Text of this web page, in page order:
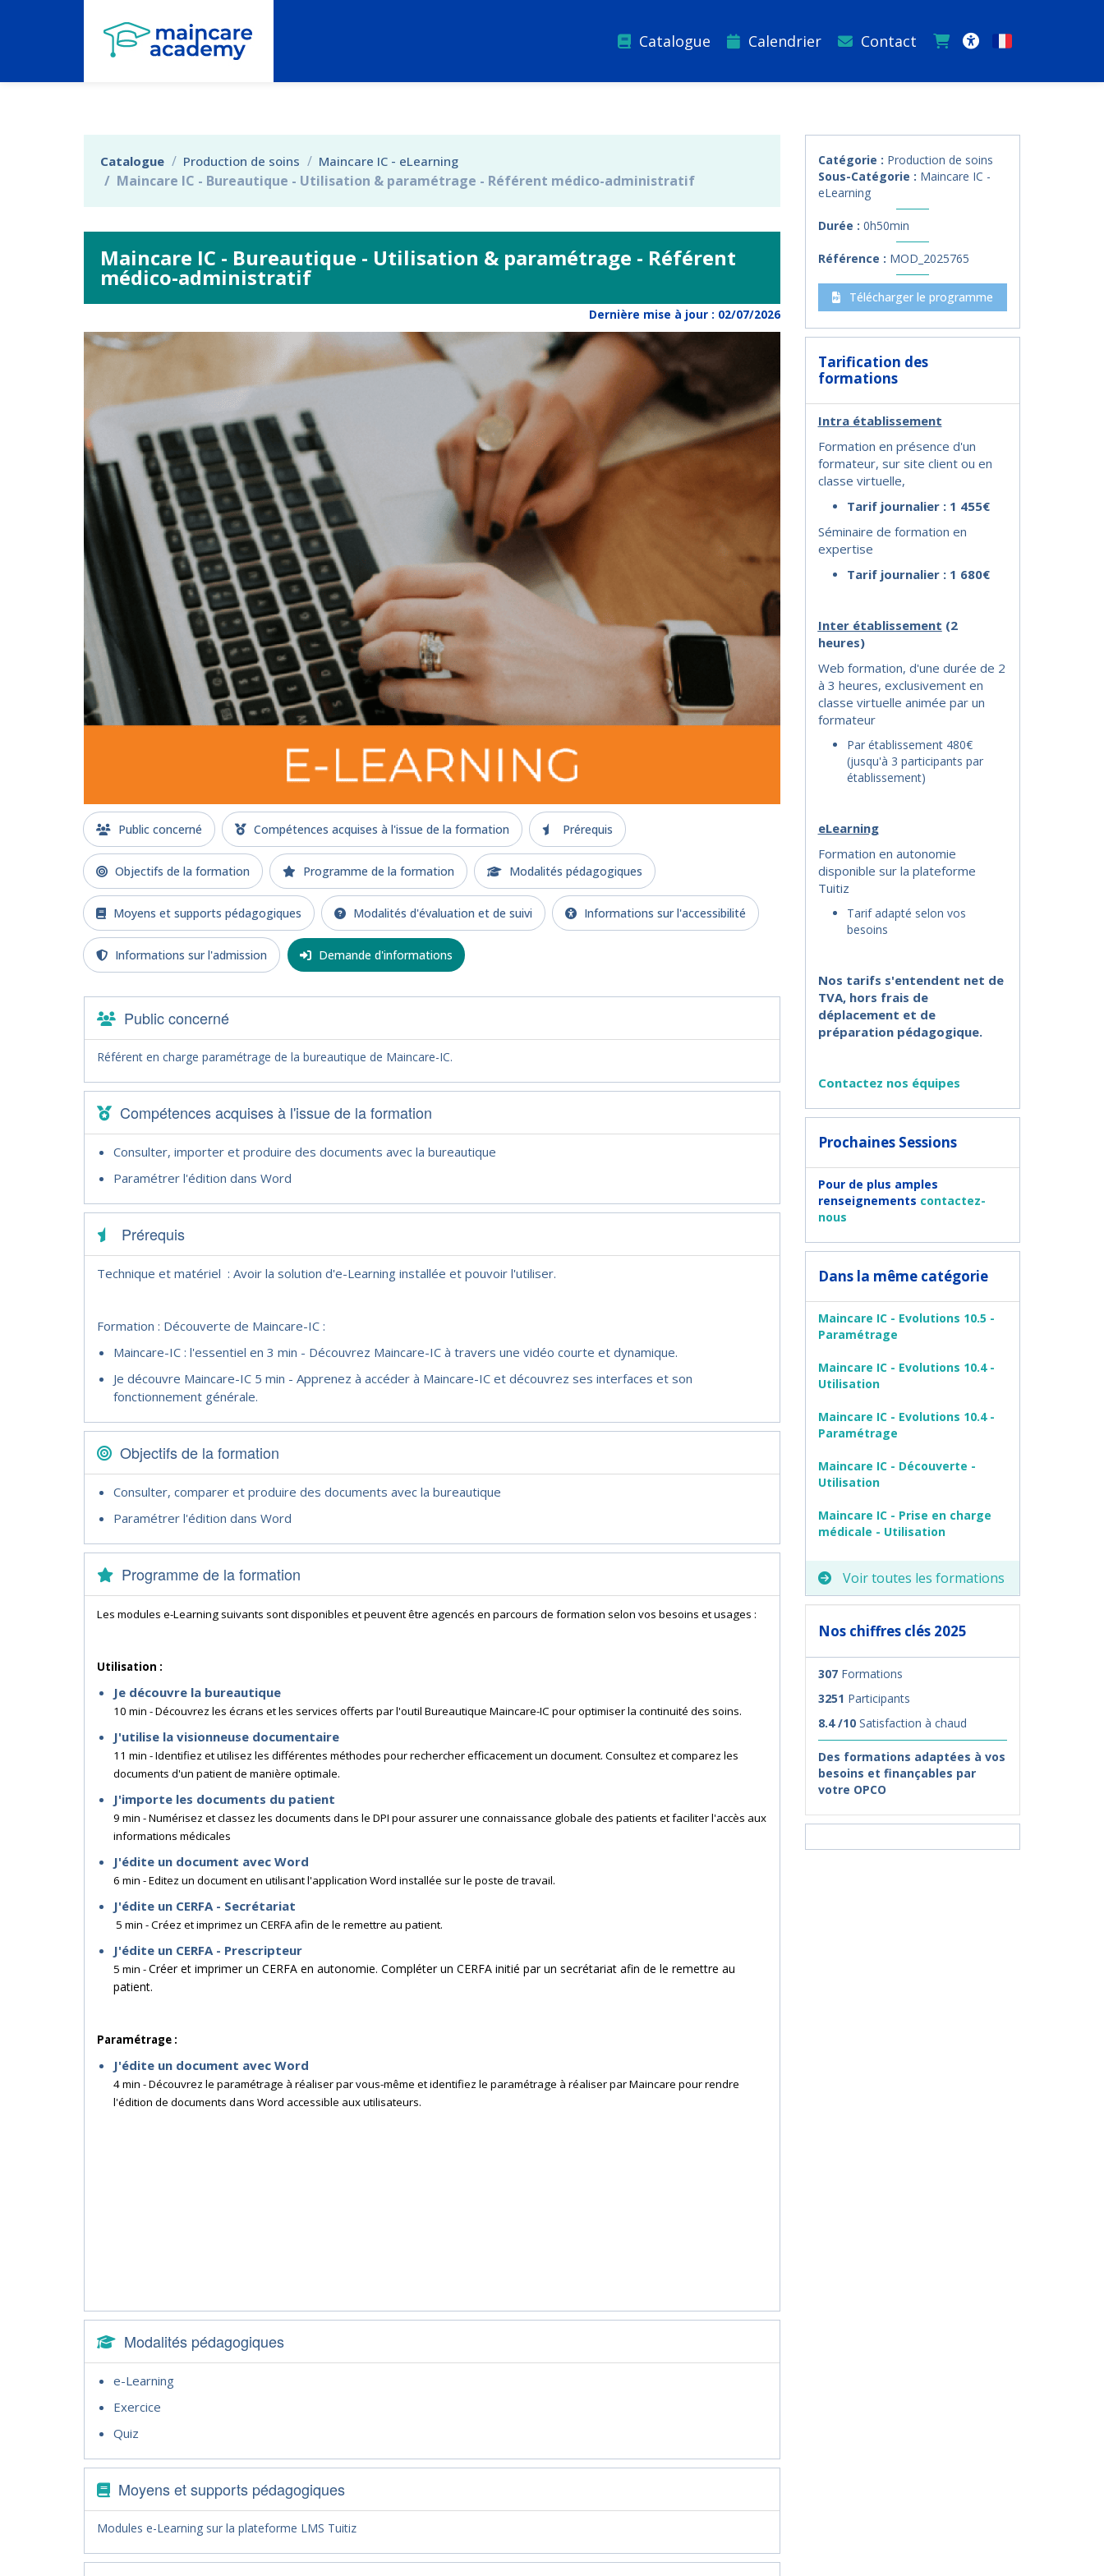
Aller au menu principal
Aller au contenu principal
Personnaliser l'interface
Catalogue Calendrier Contact Français
Catalogue Production de soins Maincare IC - eLearning
Maincare IC - Bureautique - Utilisation & paramétrage - Référent médico-administratif
Maincare IC - Bureautique - Utilisation & paramétrage - Référent
médico-administratif
Dernière mise à jour : 02/07/2026
Public concerné Compétences acquises à l'issue de la formation Prérequis
Objectifs de la formation Programme de la formation Modalités pédagogiques
Moyens et supports pédagogiques Modalités d'évaluation et de suivi Informations sur l'accessibilité
Informations sur l'admission Demande d'informations
Public concerné
Référent en charge paramétrage de la bureautique de Maincare-IC.
Compétences acquises à l'issue de la formation
Consulter, importer et produire des documents avec la bureautique
Paramétrer l'édition dans Word
Prérequis
Technique et matériel : Avoir la solution d'e-Learning installée et pouvoir l'utiliser.
Formation : Découverte de Maincare-IC :
Maincare-IC : l'essentiel en 3 min - Découvrez Maincare-IC à travers une vidéo courte et dynamique.
Je découvre Maincare-IC 5 min - Apprenez à accéder à Maincare-IC et découvrez ses interfaces et son
fonctionnement générale.
Objectifs de la formation
Consulter, comparer et produire des documents avec la bureautique
Paramétrer l'édition dans Word
Programme de la formation
Les modules e-Learning suivants sont disponibles et peuvent être agencés en parcours de formation selon vos besoins et usages :
Utilisation :
Je découvre la bureautique
10 min - Découvrez les écrans et les services offerts par l'outil Bureautique Maincare-IC pour optimiser la continuité des soins.
J'utilise la visionneuse documentaire
11 min - Identifiez et utilisez les différentes méthodes pour rechercher efficacement un document. Consultez et comparez les
documents d'un patient de manière optimale.
J'importe les documents du patient
9 min - Numérisez et classez les documents dans le DPI pour assurer une connaissance globale des patients et faciliter l'accès aux
informations médicales
J'édite un document avec Word
6 min - Editez un document en utilisant l'application Word installée sur le poste de travail.
J'édite un CERFA - Secrétariat
5 min - Créez et imprimez un CERFA afin de le remettre au patient.
J'édite un CERFA - Prescripteur
5 min -Créer et imprimer un CERFA en autonomie. Compléter un CERFA initié par un secrétariat afin de le remettre au
patient.
Paramétrage :
J'édite un document avec Word
4 min - Découvrez le paramétrage à réaliser par vous-même et identifiez le paramétrage à réaliser par Maincare pour rendre
l'édition de documents dans Word accessible aux utilisateurs.
Modalités pédagogiques
e-Learning
Exercice
Quiz
Moyens et supports pédagogiques
Modules e-Learning sur la plateforme LMS Tuitiz
Catégorie : Production de soins
Sous-Catégorie : Maincare IC -
eLearning
Durée : 0h50min
Référence : MOD_2025765
Télécharger le programme
Tarification des
formations
Intra établissement
Formation en présence d'un
formateur, sur site client ou en
classe virtuelle,
Tarif journalier : 1 455€
Séminaire de formation en
expertise
Tarif journalier : 1 680€
Inter établissement (2
heures)
Web formation, d'une durée de 2
à 3 heures, exclusivement en
classe virtuelle animée par un
formateur
Par établissement 480€
(jusqu'à 3 participants par
établissement)
eLearning
Formation en autonomie
disponible sur la plateforme
Tuitiz
Tarif adapté selon vos
besoins
Nos tarifs s'entendent net de
TVA, hors frais de
déplacement et de
préparation pédagogique.
Contactez nos équipes
Prochaines Sessions
Pour de plus amples
renseignements contactez-
nous
Dans la même catégorie
Maincare IC - Evolutions 10.5 -
Paramétrage
Maincare IC - Evolutions 10.4 -
Utilisation
Maincare IC - Evolutions 10.4 -
Paramétrage
Maincare IC - Découverte -
Utilisation
Maincare IC - Prise en charge
médicale - Utilisation
Voir toutes les formations
Nos chiffres clés 2025
307 Formations
3251 Participants
8.4 /10Satisfaction à chaud
Des formations adaptées à vos
besoins et finançables par
votre OPCO